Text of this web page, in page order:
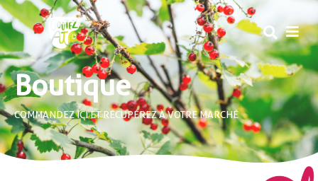
Boutique
COMMANDEZ ICI ET RÉCUPÉREZ À VOTRE MARCHÉ